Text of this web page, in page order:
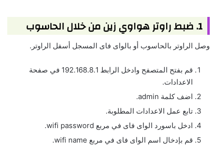
1. ضبط راوتر هواوي زين من خلال الحاسوب
وصل الراوتر بالحاسوب أو بالواى فاى المسجل أسفل الراوتر.
قم بفتح المتصفح وادخل الرابط 192.168.8.1 في صفحة
الاعدادات.
اضف كلمة admin.
تابع عمل الاعدادات المطلوبة.
ادخل باسورد الواى فاى في مربع wifi password.
قم بإدخال اسم الواى فاى في مربع wifi name.